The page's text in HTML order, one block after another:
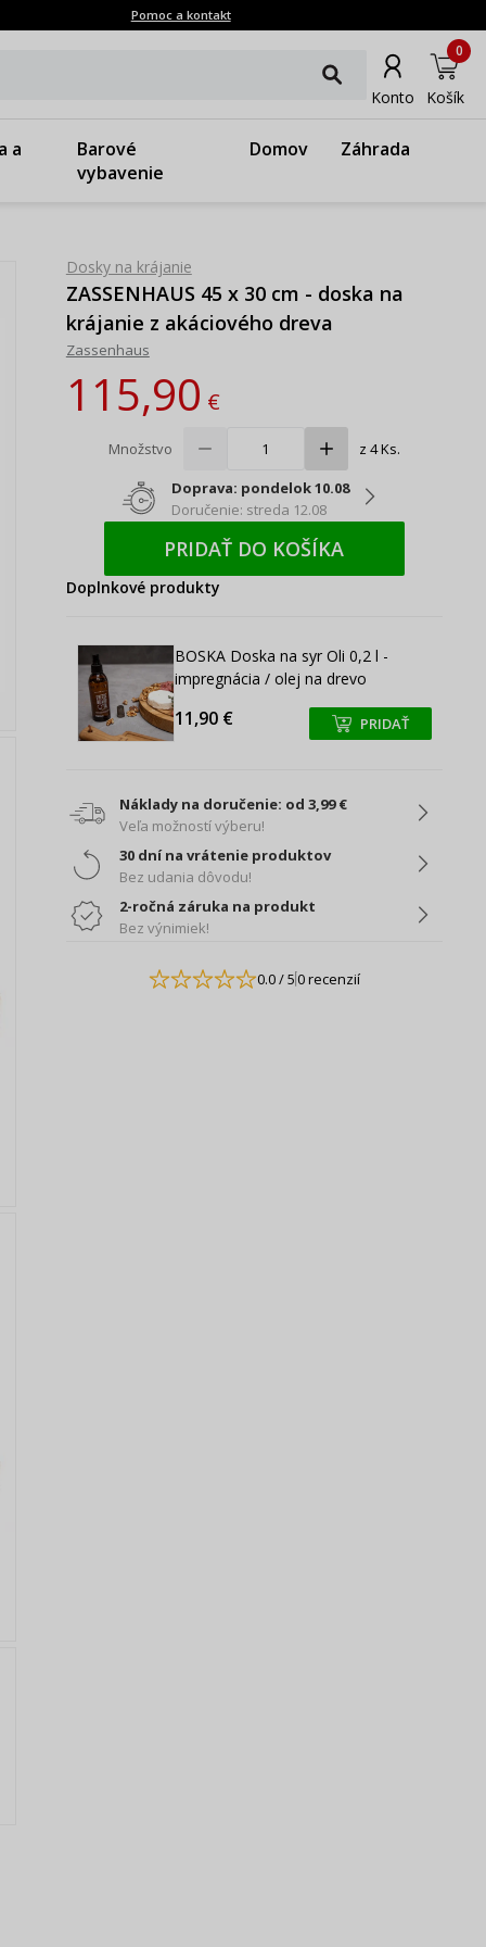
Pomoc a kontakt
Konto Košík
0
a
Barové
vybavenie
Domov Záhrada
Dosky na krájanie
ZASSENHAUS 45 x 30 cm - doska na
krájanie z akáciového dreva
Zassenhaus
115,90€
Množstvo z 4 Ks.
Doprava: pondelok 10.08
Doručenie: streda 12.08
PRIDAŤ DO KOŠÍKA
Doplnkové produkty
BOSKA Doska na syr Oli 0,2 l -
impregnácia / olej na drevo
11,90 € +
+ PRIDAŤ
Náklady na doručenie: od 3,99 €
Veľa možností výberu!
30 dní na vrátenie produktov
Bez udania dôvodu!
2-ročná záruka na produkt
Bez výnimiek!
0.0/ 50 recenzií